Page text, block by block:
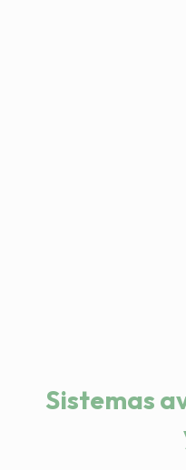
Sistemas